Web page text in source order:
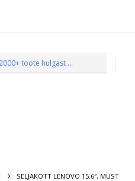
SELJAKOTT LENOVO 15.6″, MUST